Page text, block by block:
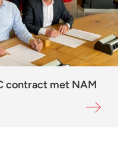
contract met NAM